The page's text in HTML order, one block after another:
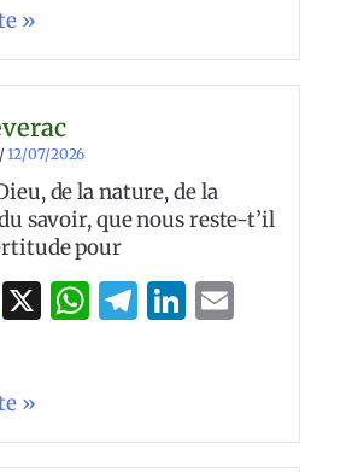
»
12/07/2026
de la nature, de la
savoir, que nous reste-t’il
pour
Facebook
X WhatsApp
Telegram
LinkedIn
»